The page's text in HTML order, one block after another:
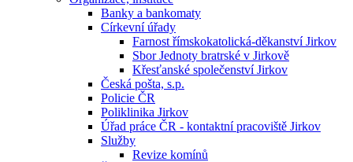
Banky a bankomaty
Církevní úřady
Farnost římskokatolická-děkanství Jirkov
Sbor Jednoty bratrské v Jirkově
Křesťanské společenství Jirkov
Česká pošta, s.p.
Policie ČR
Poliklinika Jirkov
Úřad práce ČR - kontaktní pracoviště Jirkov
Služby
Revize komínů